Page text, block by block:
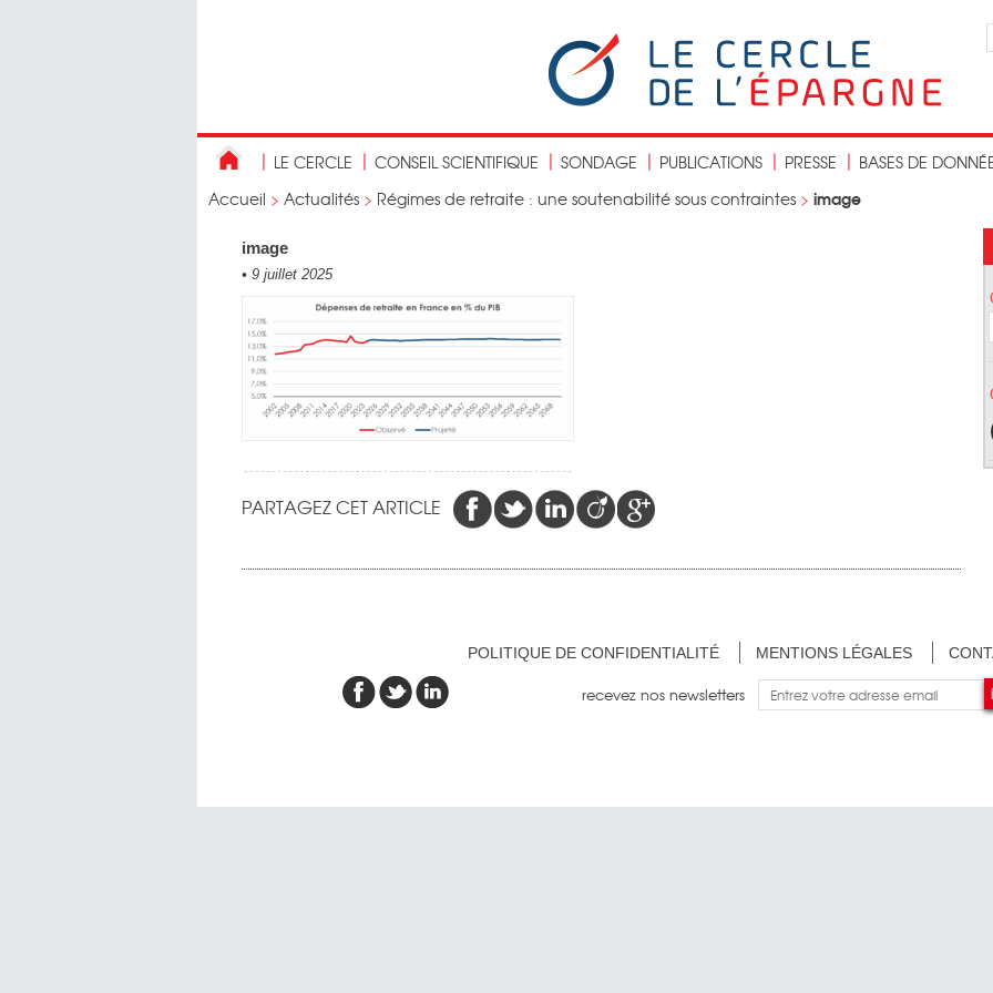
LE CERCLE CONSEIL SCIENTIFIQUE SONDAGE PUBLICATIONS PRESSE
BASES DE
Accueil > Actualités > Régimes de retraite : une soutenabilité sous contraintes > image
image
• 9 juillet 2025
PARTAGEZ CET ARTICLE
POLITIQUE DE CONFIDENTIALITÉ MENTIONS LÉGALES
recevez nos newsletters